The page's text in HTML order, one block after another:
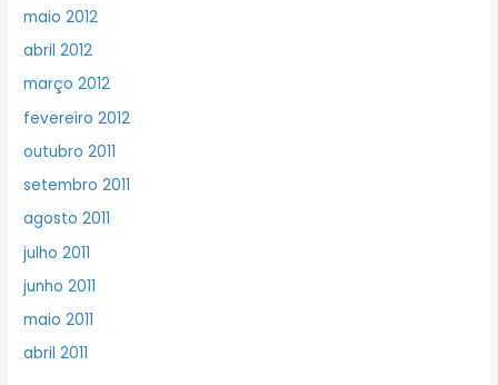
maio 2012
abril 2012
março 2012
fevereiro 2012
outubro 2011
setembro 2011
agosto 2011
julho 2011
junho 2011
maio 2011
abril 2011